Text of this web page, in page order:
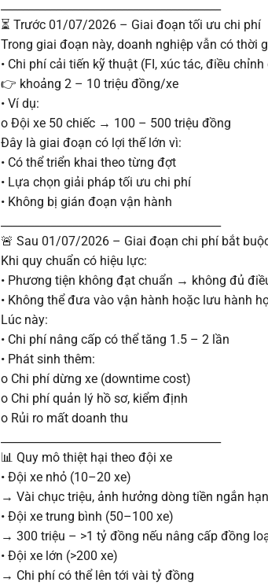
⏳ Trước 01/07/2026 – Giai đoạn tối ưu chi phí
Trong giai đoạn này, doanh nghiệp vẫn có thời
• Chi phí cải tiến kỹ thuật (FI, xúc tác, điều
👉 khoảng 2 – 10 triệu đồng/xe
• Ví dụ:
o Đội xe 50 chiếc → 100 – 500 triệu đồng
Đây là giai đoạn có lợi thế lớn vì:
• Có thể triển khai theo từng đợt
• Lựa chọn giải pháp tối ưu chi phí
• Không bị gián đoạn vận hành
🚨 Sau 01/07/2026 – Giai đoạn chi phí bắt
Khi quy chuẩn có hiệu lực:
• Phương tiện không đạt chuẩn → không đủ
• Không thể đưa vào vận hành hoặc lưu hành
Lúc này:
• Chi phí nâng cấp có thể tăng 1.5 – 2 lần
• Phát sinh thêm:
o Chi phí dừng xe (downtime cost)
o Chi phí quản lý hồ sơ, kiểm định
o Rủi ro mất doanh thu
📊 Quy mô thiệt hại theo đội xe
• Đội xe nhỏ (10–20 xe)
→ Vài chục triệu, ảnh hưởng dòng tiền ngắn hạn
• Đội xe trung bình (50–100 xe)
→ 300 triệu – >1 tỷ đồng nếu nâng cấp đồng
• Đội xe lớn (>200 xe)
→ Chi phí có thể lên tới vài tỷ đồng